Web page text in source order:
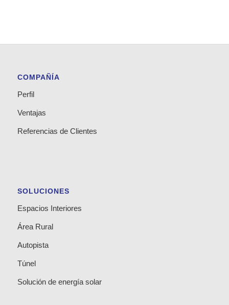
COMPAÑÍA
Perfil
Ventajas
Referencias de Clientes
SOLUCIONES
Espacios Interiores
Área Rural
Autopista
Túnel
Solución de energía solar